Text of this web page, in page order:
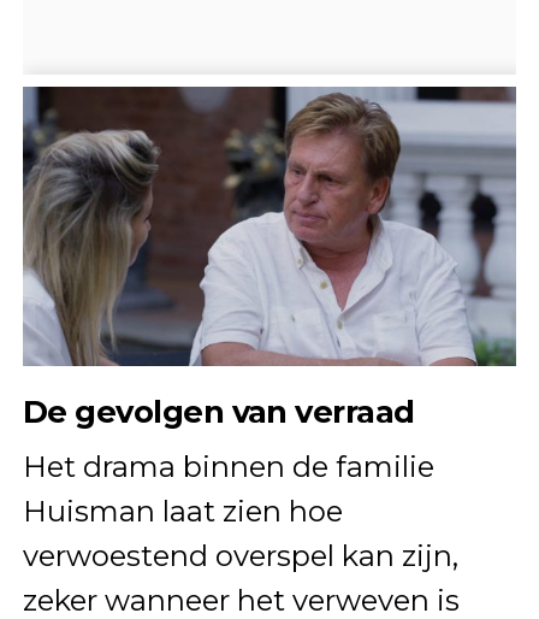
De gevolgen van verraad
Het drama binnen de familie
Huisman laat zien hoe
verwoestend overspel kan zijn,
zeker wanneer het verweven is